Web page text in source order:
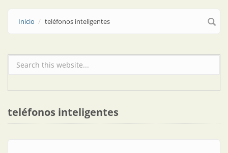
Inicio teléfonos inteligentes
Formulario de búsqueda
teléfonos inteligentes